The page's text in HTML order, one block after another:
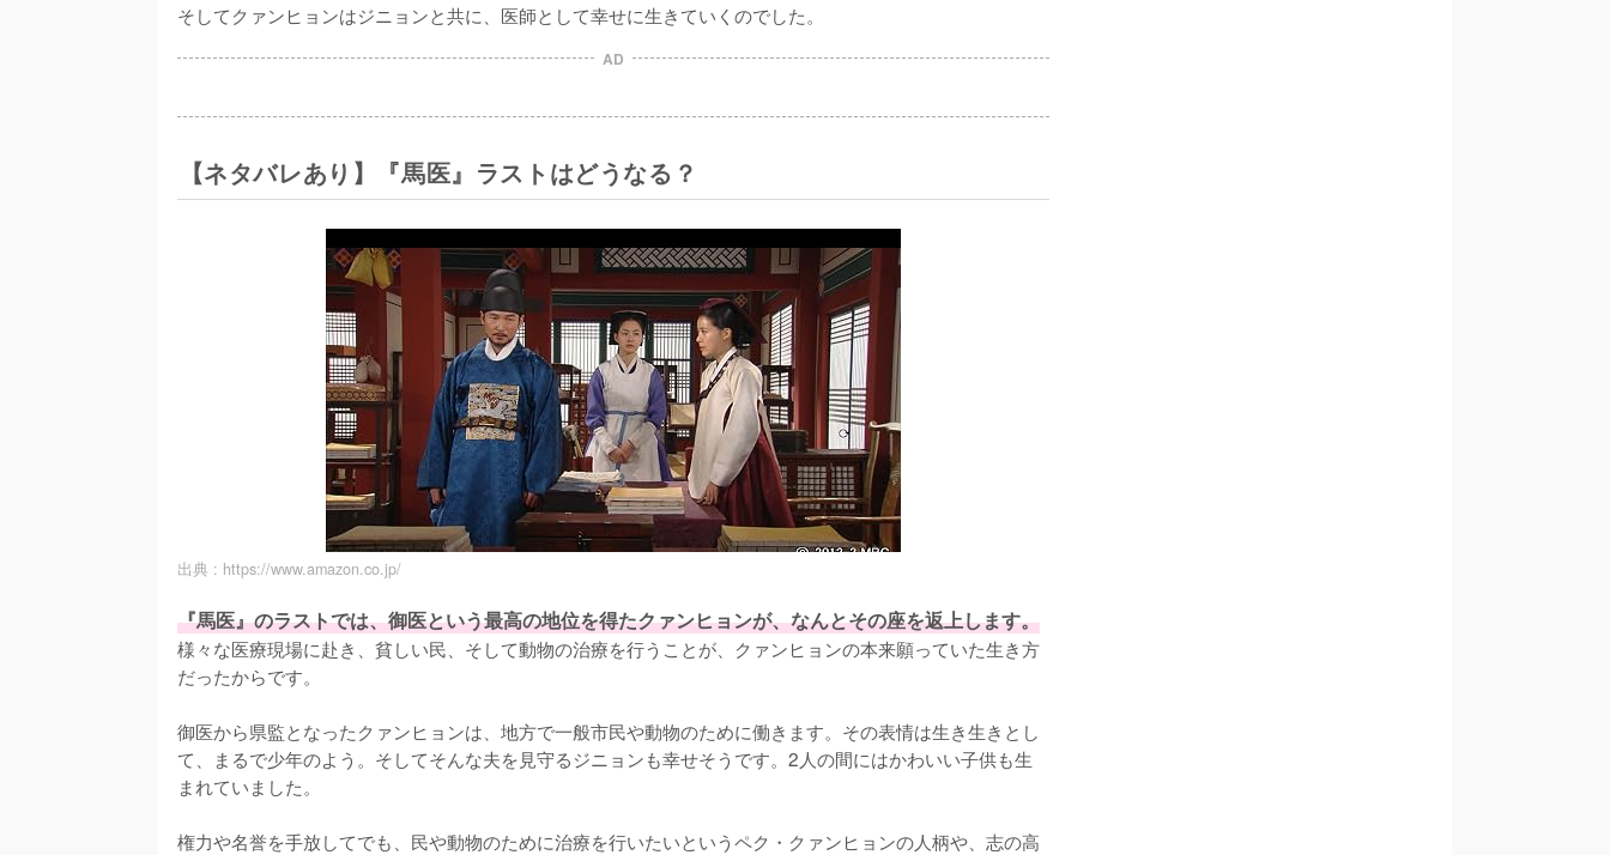
そしてクァンヒョンはジニョンと共に、医師として幸せに生きていくのでした。
AD
【ネタバレあり】『馬医』ラストはどうなる？
出典 : https://www.amazon.co.jp/
『馬医』のラストでは、御医という最高の地位を得たクァンヒョンが、なんとその座を返上します。
様々な医療現場に赴き、貧しい民、そして動物の治療を行うことが、クァンヒョンの本来願っていた生き方
だったからです。
御医から県監となったクァンヒョンは、地方で一般市民や動物のために働きます。その表情は生き生きとし
て、まるで少年のよう。そしてそんな夫を見守るジニョンも幸せそうです。2人の間にはかわいい子供も生
まれていました。
権力や名誉を手放してでも、民や動物のために治療を行いたいというペク・クァンヒョンの人柄や、志の高